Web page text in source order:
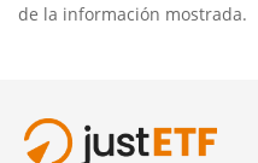
de la información mostrada.